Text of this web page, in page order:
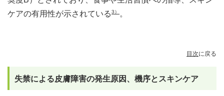
ケアの有用性が示されている3） 。
目次に戻る
失禁による皮膚障害の発生原因、機序とスキンケア